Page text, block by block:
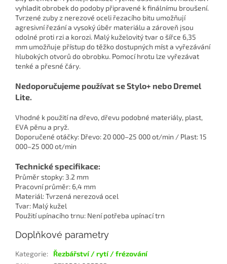
vyhladit obrobek do podoby připravené k finálnímu broušení.
Tvrzené zuby z nerezové oceli řezacího bitu umožňují
agresivní řezání a vysoký úběr materiálu a zároveň jsou
odolné proti rzi a korozi. Malý kuželovitý tvar o šířce 6,35
mm umožňuje přístup do těžko dostupných míst a vyřezávání
hlubokých otvorů do obrobku. Pomocí hrotu lze vyřezávat
tenké a přesné čáry.
Nedoporučujeme používat se Stylo+ nebo Dremel
Lite.
Vhodné k použití na dřevo, dřevu podobné materiály, plast,
EVA pěnu a pryž.
Doporučené otáčky: Dřevo: 20 000–25 000 ot/min / Plast: 15
000–25 000 ot/min
Technické specifikace:
Průměr stopky: 3.2 mm
Pracovní průměr: 6,4 mm
Materiál: Tvrzená nerezová ocel
Tvar: Malý kužel
Použití upínacího trnu: Není potřeba upínací trn
Doplňkové parametry
Kategorie:
Řezbářství / rytí / frézování